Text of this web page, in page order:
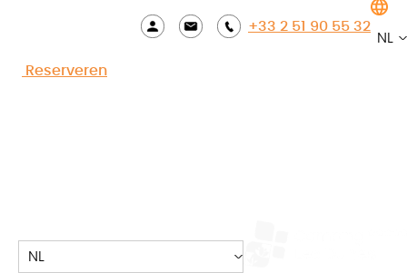
+33 2 51 90 55 32
NL
Reserveren
NL
beoordelingen
Accueil